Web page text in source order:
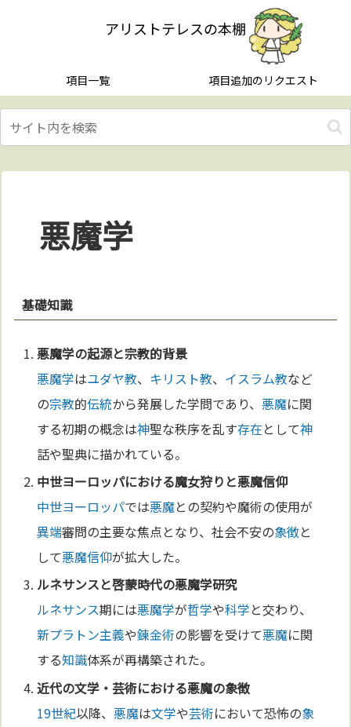
アリストテレスの本棚
項目一覧 項目追加のリクエスト
悪魔学
基礎知識
悪魔学の起源と宗教的背景
悪魔学はユダヤ教、 キリスト教、 イスラム教など
の宗教的伝統から発展した学問であり、悪魔に関
する初期の概念は神聖な秩序を乱す存在として神
話や聖典に描かれている。
中世ヨーロッパにおける魔女狩り と悪魔信仰
中世ヨーロッパでは悪魔との契約や魔術の使用が
異端審問の主要な焦点となり、社会不安の象徴と
して悪魔信仰が拡大した。
ルネサンスと啓蒙時代の悪魔学研究
ルネサンス期には悪魔学が哲学や科学と交わり、
新プラトン主義や錬金術の影響を受けて悪魔に関
する知識体系が再構築された。
近代の文学 ・芸術における悪魔の象徴
19世紀以降、悪魔は文学や芸術において恐怖の象